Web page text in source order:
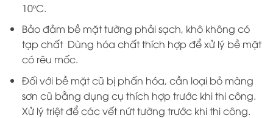
10ºC.
Bảo đảm bề mặt tường phải sạch, khô không có
tạp chất Dùng hóa chất thích hợp để xử lý bề mặt
có rêu mốc.
Đối với bề mặt cũ bị phấn hóa, cần loại bỏ màng
sơn cũ bằng dụng cụ thích hợp trước khi thi công.
Xử lý triệt để các vết nứt tường trước khi thi công.